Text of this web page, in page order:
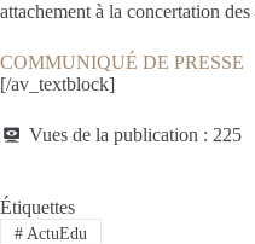
attachement à la concertation
COMMUNIQUÉ DE PRESSE
[/av_textblock]
Vues de la publication : 225
Étiquettes
#ActuEdu